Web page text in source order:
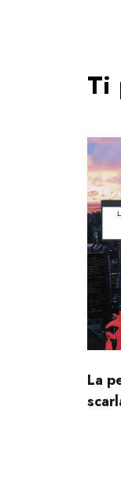
Ti
La